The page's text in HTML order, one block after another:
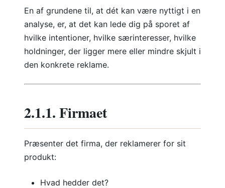
En af grundene til, at dét kan være nyttigt i en
analyse, er, at det kan lede dig på sporet af
hvilke intentioner, hvilke særinteresser, hvilke
holdninger, der ligger mere eller mindre skjult i
den konkrete reklame.
2.1.1. Firmaet
Præsenter det firma, der reklamerer for sit
produkt:
Hvad hedder det?